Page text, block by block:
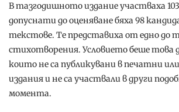
В тазгодишното издание участваха
допуснати до оценяване бяха 98
текстове. Те представиха от едно до
стихотворения. Условието беше това
които не са публикувани в печатни
издания и не са участвали в други
момента.